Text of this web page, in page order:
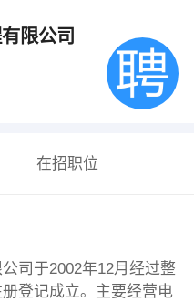
限公司
在招职位
司于2002年12月经过整
登记成立。主要经营电